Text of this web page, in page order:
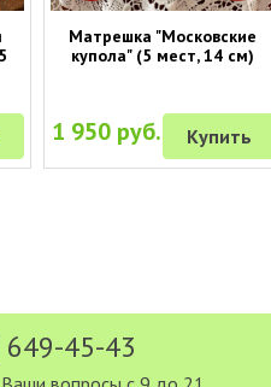
Матрешка "Московские
купола" (5 мест, 14 см)
1 950 руб. Купить
649-45-43